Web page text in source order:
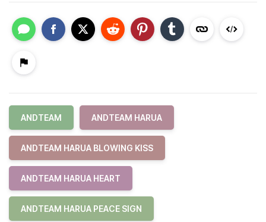
ANDTEAM ANDTEAM HARUA
ANDTEAM HARUA BLOWING KISS
ANDTEAM HARUA HEART
ANDTEAM HARUA PEACE SIGN